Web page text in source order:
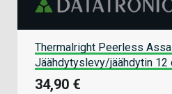
Thermalright Peerless
Jäähdytyslevy/jäähdytin 12
34,90 €